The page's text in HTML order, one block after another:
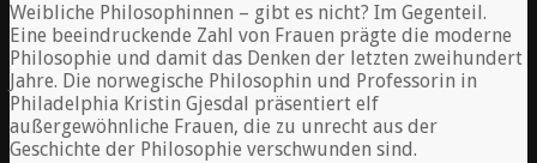
Weibliche Philosophinnen – gibt es nicht? Im Gegenteil.
Eine beeindruckende Zahl von Frauen prägte die moderne
Philosophie und damit das Denken der letzten zweihundert
Jahre. Die norwegische Philosophin und Professorin in
Philadelphia Kristin Gjesdal präsentiert elf
außergewöhnliche Frauen, die zu unrecht aus der
Geschichte der Philosophie verschwunden sind.